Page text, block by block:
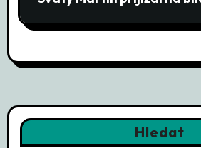
Hledat